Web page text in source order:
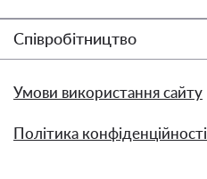
Співробітництво
Умови використання сайту
Політика конфіденційності